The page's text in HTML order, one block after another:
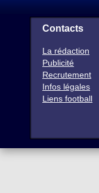
Contacts
La rédaction
Publicité
Recrutement
Infos légales
Liens football